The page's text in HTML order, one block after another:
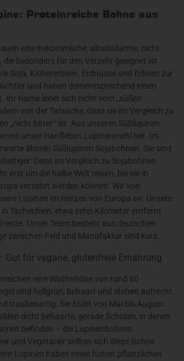
Proteinreiche Bohne aus
eine bekömmliche, alkaloidarme, nicht
die besonders für den Verzehr geeignet ist.
Soja, Kichererbsen, Erdnüsse und Erbsen zur
und haben dementsprechend einen
Ihr Name leitet sich nicht vom „süßen
von der Tatsache, dass sie im Vergleich zu
„nicht bitter“ ist. Aus unseren Süßlupinen
unser Hanfleben Lupinenmehl her. Im
ähneln Süßlupinen Sojabohnen. Sie sind
Denn im Vergleich zu Sojabohnen
erst um die halbe Welt reisen, bis sie in
verzehrt werden können. Wir von
Lupinen im Herzen von Europa an. Unsere
Tschechien, etwa zehn Kilometer entfernt
Unser Team besteht aus deutschen
zwischen Feld und Manufaktur sind kurz.
Gut für vegane, glutenfreie Ernährung
eine Wuchshöhe von rund 60
sind hellgrün, behaart und stehen aufrecht.
traubenartig. Sie blüht von Mai bis August.
dicht behaarte, gerade Schoten, in denen
befinden – die Lupinenbohnen.
und Vegetarier sollten sich diese Bohne
Lupinen haben einen hohen pflanzlichen